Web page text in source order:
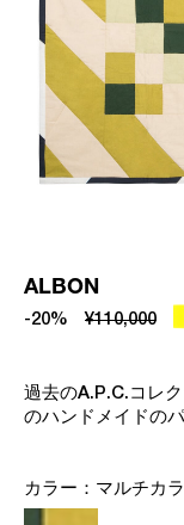
ALBON
-20% ¥110,000
過去のA.P.C.コレ
のハンドメイドの
カラー： マルチカ